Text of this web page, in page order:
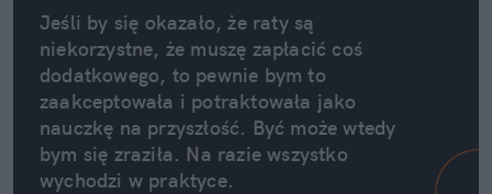
Jeśli by się okazało, że raty są
niekorzystne, że muszę zapłacić coś
dodatkowego, to pewnie bym to
zaakceptowała i potraktowała jako
nauczkę na przyszłość. Być może wtedy
bym się zraziła. Na razie wszystko
wychodzi w praktyce.